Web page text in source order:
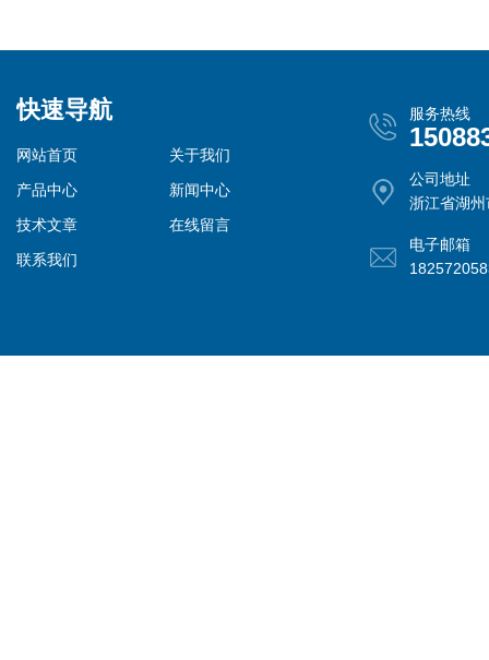
快速导航
网站首页
关于我们
产品中心
新闻中心
技术文章
在线留言
联系我们
服务热线
公司地址
浙江省湖
电子邮箱